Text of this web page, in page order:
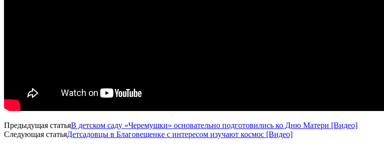
Предыдущая статьяВ детском саду «Черемушки» основательно подготовились ко Дню Матери [Видео]
Следующая статьяДетсадовцы в Благовещенке с интересом изучают космос [Видео]